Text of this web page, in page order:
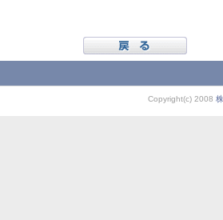
Copyright(c) 2008